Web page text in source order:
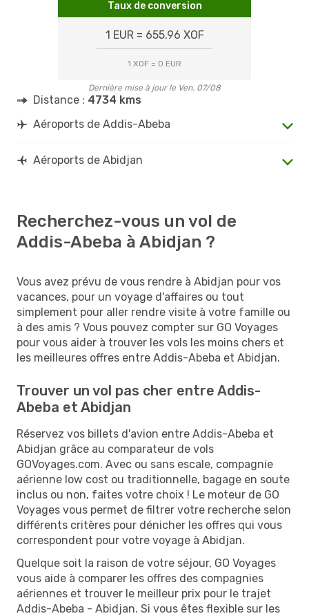
Taux de conversion
1 EUR = 655.96 XOF
1 XOF = 0 EUR
Dernière mise à jour le Ven. 07/08
Distance : 4734 kms
Aéroports de Addis-Abeba
Aéroports de Abidjan
Recherchez-vous un vol de
Addis-Abeba à Abidjan ?
Vous avez prévu de vous rendre à Abidjan pour vos
vacances, pour un voyage d'affaires ou tout
simplement pour aller rendre visite à votre famille ou
à des amis ? Vous pouvez compter sur GO Voyages
pour vous aider à trouver les vols les moins chers et
les meilleures offres entre Addis-Abeba et Abidjan.
Trouver un vol pas cher entre Addis-
Abeba et Abidjan
Réservez vos billets d'avion entre Addis-Abeba et
Abidjan grâce au comparateur de vols
GOVoyages.com. Avec ou sans escale, compagnie
aérienne low cost ou traditionnelle, bagage en soute
inclus ou non, faites votre choix ! Le moteur de GO
Voyages vous permet de filtrer votre recherche selon
différents critères pour dénicher les offres qui vous
correspondent pour votre voyage à Abidjan.
Quelque soit la raison de votre séjour, GO Voyages
vous aide à comparer les offres des compagnies
aériennes et trouver le meilleur prix pour le trajet
Addis-Abeba - Abidjan. Si vous êtes flexible sur les